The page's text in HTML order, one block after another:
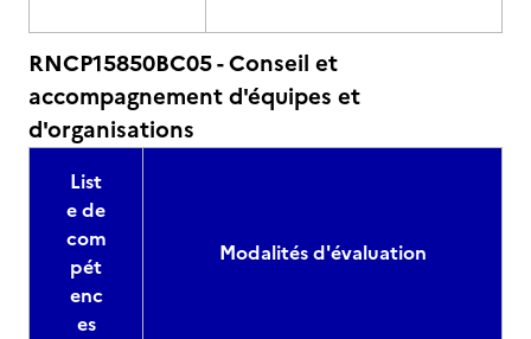
RNCP15850BC05 - Conseil et
accompagnement d'équipes et
d'organisations
List
e de
com
pét
enc
es
Modalités d'évaluation